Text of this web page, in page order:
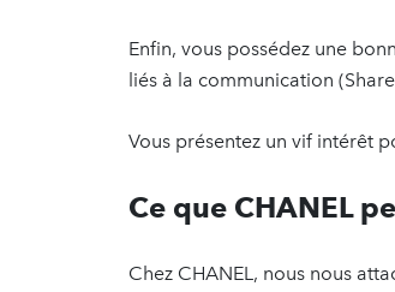
Enfin, vous possédez une
liés à la communication
Vous présentez un vif intérêt
Ce que CHANEL
Chez CHANEL, nous nous